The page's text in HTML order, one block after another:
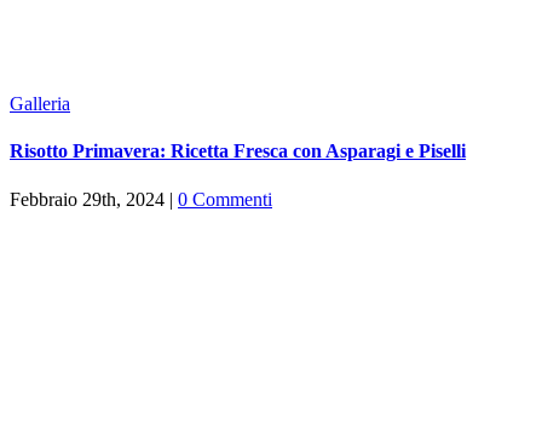
Galleria
Risotto Primavera: Ricetta Fresca con Asparagi e Piselli
Febbraio 29th, 2024 | 0 Commenti